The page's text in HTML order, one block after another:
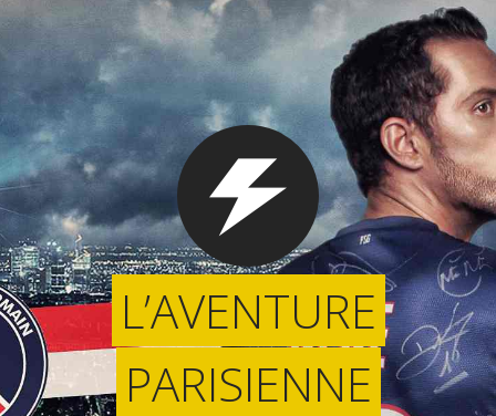
L’AVENTURE
PARISIENNE